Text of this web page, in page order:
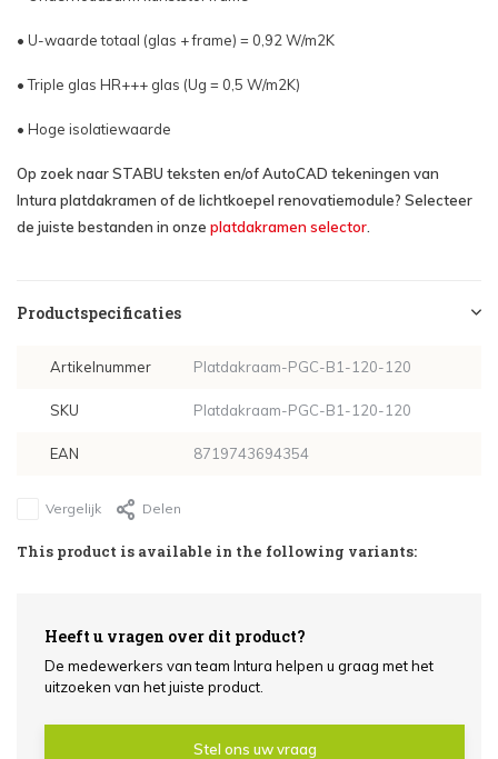
• U-waarde totaal (glas + frame) = 0,92 W/m2K
• Triple glas HR+++ glas (Ug = 0,5 W/m2K)
• Hoge isolatiewaarde
Op zoek naar STABU teksten en/of AutoCAD tekeningen van
Intura platdakramen of de lichtkoepel renovatiemodule? Selecteer
de juiste bestanden in onze platdakramen selector
Productspecificaties
Artikelnummer Platdakraam-PGC-B1-120-120
SKU Platdakraam-PGC-B1-120-120
EAN 8719743694354
Vergelijk Delen
This product is available in the following variants:
Heeft u vragen over dit product?
De medewerkers van team Intura helpen u graag met het
uitzoeken van het juiste product.
Stel ons uw vraag